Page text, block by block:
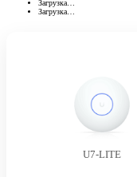
Загрузка…
Загрузка…
U7-LITE